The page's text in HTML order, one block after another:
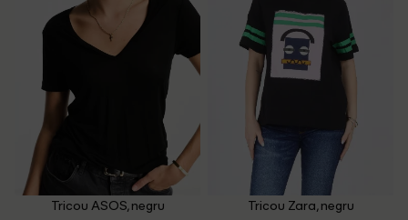
Tricou ASOS, negru Tricou Zara, negru